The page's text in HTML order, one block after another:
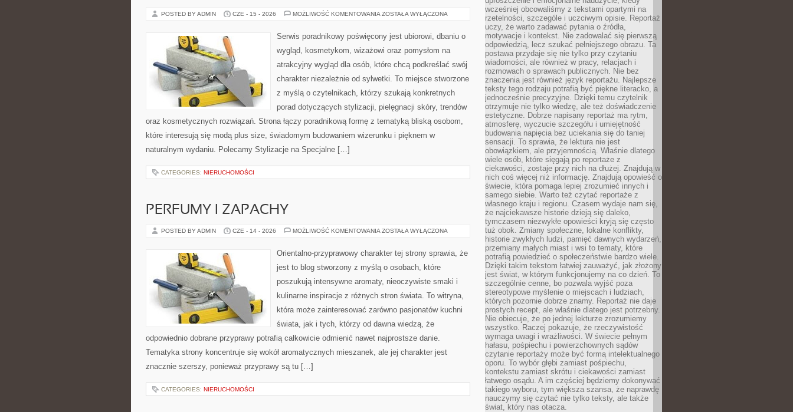
POSTED BY ADMIN CZE - 15 - 2026 MOŻLIWOŚĆ KOMENTOWANIA BIELIZNA
KĄPIELOWE
ZOSTAŁA WYŁĄCZONA
Serwis poradnikowy poświęcony jest ubiorowi, dbaniu o
wygląd, kosmetykom, wizażowi oraz pomysłom na
atrakcyjny wygląd dla osób, które chcą podkreślać swój
charakter niezależnie od sylwetki. To miejsce stworzone
z myślą o czytelnikach, którzy szukają konkretnych
porad dotyczących stylizacji, pielęgnacji skóry, trendów
oraz kosmetycznych rozwiązań. Strona łączy poradnikową formę z tematyką bliską osobom,
które interesują się modą plus size, świadomym budowaniem wizerunku i pięknem w
naturalnym wydaniu. Polecamy Stylizacje na Specjalne […]
CATEGORIES: NIERUCHOMOŚCI
PERFUMY I ZAPACHY
POSTED BY ADMIN CZE - 14 - 2026 MOŻLIWOŚĆ KOMENTOWANIA PERFUMY
ZOSTAŁA WYŁĄCZONA
Orientalno-przyprawowy charakter tej strony sprawia, że
jest to blog stworzony z myślą o osobach, które
poszukują intensywne aromaty, nieoczywiste smaki i
kulinarne inspiracje z różnych stron świata. To witryna,
która może zainteresować zarówno pasjonatów kuchni
świata, jak i tych, którzy od dawna wiedzą, że
odpowiednio dobrane przyprawy potrafią całkowicie odmienić nawet najprostsze danie.
Tematyka strony koncentruje się wokół aromatycznych mieszanek, ale jej charakter jest
znacznie szerszy, ponieważ przyprawy są tu […]
CATEGORIES: NIERUCHOMOŚCI
wcześniej obcowaliśmy z tekstami opartymi na
rzetelności, szczególe i uczciwym opisie. Reportaż
uczy, że warto zadawać pytania o źródła,
motywacje i kontekst. Nie zadowalać się pierwszą
odpowiedzią, lecz szukać pełniejszego obrazu. Ta
postawa przydaje się nie tylko przy czytaniu
wiadomości, ale również w pracy, relacjach i
rozmowach o sprawach publicznych. Nie bez
znaczenia jest również język reportażu. Najlepsze
teksty tego rodzaju potrafią być piękne literacko, a
jednocześnie precyzyjne. Dzięki temu czytelnik
otrzymuje nie tylko wiedzę, ale też doświadczenie
estetyczne. Dobrze napisany reportaż ma rytm,
atmosferę, wyczucie szczegółu i umiejętność
budowania napięcia bez uciekania się do taniej
sensacji. To sprawia, że lektura nie jest
obowiązkiem, ale przyjemnością. Właśnie dlatego
wiele osób, które sięgają po reportaże z
ciekawości, zostaje przy nich na dłużej. Znajdują w
nich coś więcej niż informację. Znajdują opowieść o
świecie, która pomaga lepiej zrozumieć innych i
samego siebie. Warto też czytać reportaże z
własnego kraju i regionu. Czasem wydaje nam się,
że najciekawsze historie dzieją się daleko,
tymczasem niezwykłe opowieści kryją się często
tuż obok. Zmiany społeczne, lokalne konflikty,
historie zwykłych ludzi, pamięć dawnych wydarzeń,
przemiany małych miast i wsi to tematy, które
potrafią powiedzieć o społeczeństwie bardzo wiele.
Dzięki takim tekstom łatwiej zauważyć, jak złożony
jest świat, w którym funkcjonujemy na co dzień. To
szczególnie cenne, bo pozwala wyjść poza
stereotypowe myślenie o miejscach i ludziach,
których pozornie dobrze znamy. Reportaż nie daje
prostych recept, ale właśnie dlatego jest potrzebny.
Nie obiecuje, że po jednej lekturze zrozumiemy
wszystko. Raczej pokazuje, że rzeczywistość
wymaga uwagi i wrażliwości. W świecie pełnym
hałasu, pośpiechu i powierzchownych sądów
czytanie reportaży może być formą intelektualnego
oporu. To wybór głębi zamiast pośpiechu,
kontekstu zamiast skrótu i ciekawości zamiast
łatwego osądu. A im częściej będziemy dokonywać
takiego wyboru, tym większa szansa, że naprawdę
nauczymy się czytać nie tylko teksty, ale także
świat, który nas otacza.